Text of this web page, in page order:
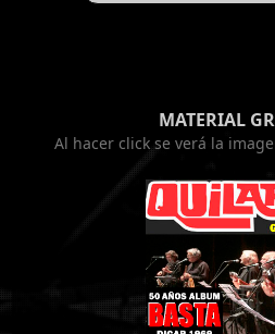
MATERIAL
Al hacer click se verá la